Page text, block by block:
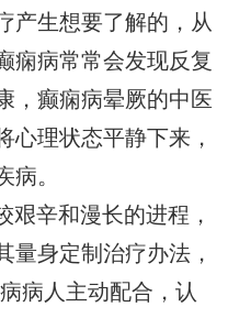
产生想要了解的，从
痫病常常会发现反复
，癫痫病晕厥的中医
心理状态平静下来，
病。
艰辛和漫长的进程，
量身定制治疗办法，
病人主动配合，认